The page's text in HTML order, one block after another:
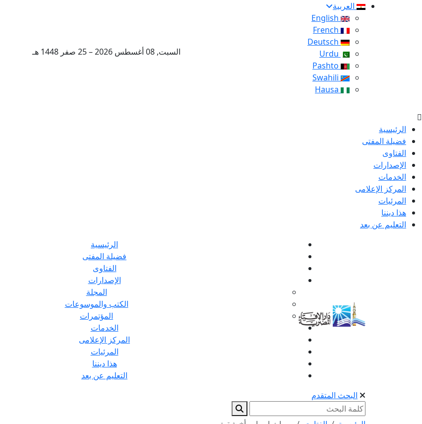
العربية
السبت, 08 أغسطس 2026 – 25 صفر 1448 هـ
الرئيسية
فضيلة المفتى
الفتاوى
الإصدارات
الخدمات
المركز الإعلامى
المرئيات
هذا ديننا
التعليم عن بعد
الرئيسية
فضيلة المفتى
الفتاوى
الإصدارات
المجلة
الكتب والموسوعات
المؤتمرات
الخدمات
المركز الإعلامى
المرئيات
هذا ديننا
التعليم عن بعد
البحث المتقدم